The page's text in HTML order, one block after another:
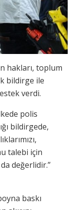
hakları, toplum
bildirge ile
verdi.
polis
bildirgede,
talebi için
değerlidir.”
baskı